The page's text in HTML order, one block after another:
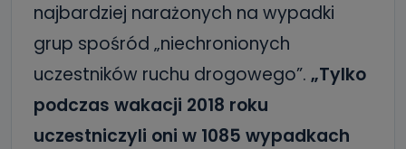
najbardziej narażonych na wypadki
grup spośród „niechronionych
uczestników ruchu drogowego”. „Tylko
podczas wakacji 2018 roku
uczestniczyli oni w 1085 wypadkach